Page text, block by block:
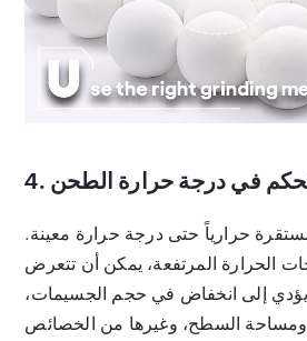
في درجة حرارة الطحن
حرارياً حتى درجة حرارة معينة.
الحرارة المرتفعة، يمكن أن تتعرض
يؤدي إلى انخفاض في حجم الجسيمات،